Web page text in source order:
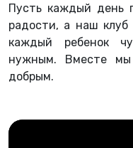
Пусть каждый день
радости, а наш
каждый ребенок
нужным. Вместе
добрым.